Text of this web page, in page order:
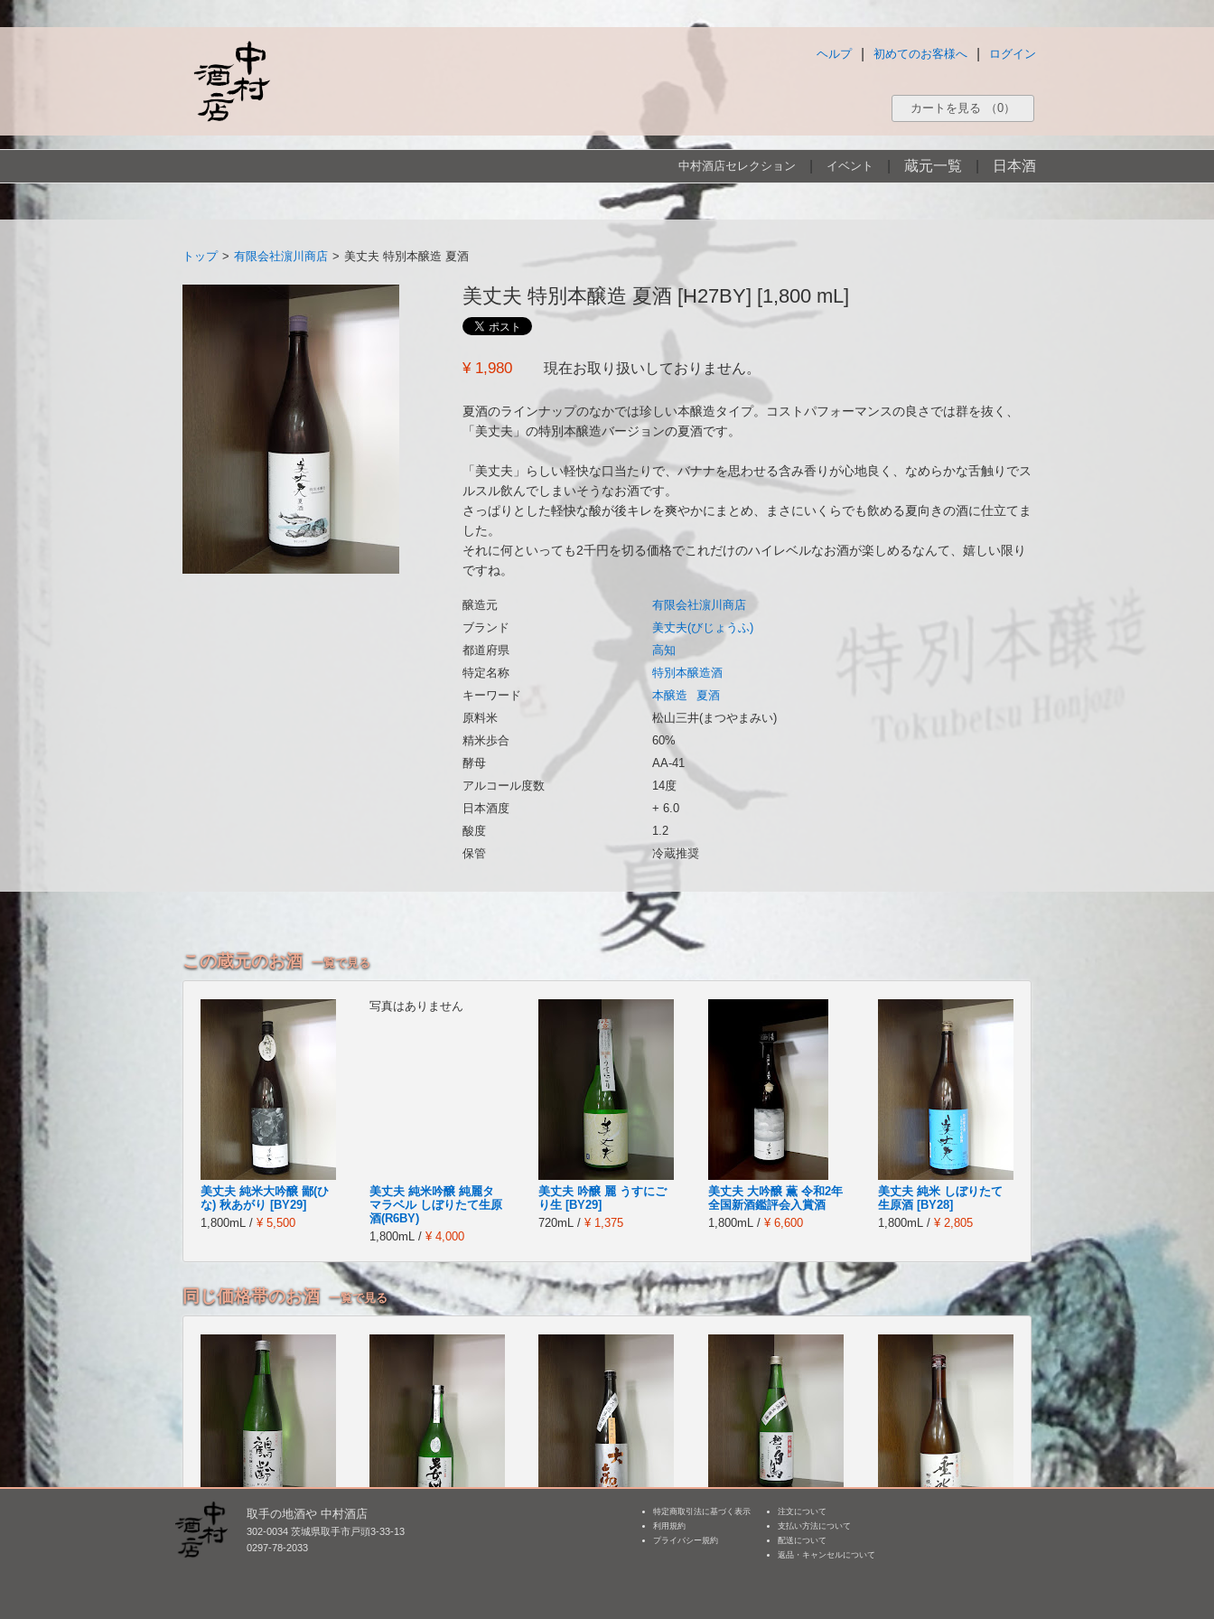
ログイン
初めてのお客様へ
ヘルプ
カートを見る （0）
中村酒店セレクション イベント 蔵元一覧 日本酒
トップ > 有限会社濵川商店 > 美丈夫 特別本醸造 夏酒
美丈夫 特別本醸造 夏酒 [H27BY] [1,800 mL]
¥ 1,980 現在お取り扱いしておりません。
夏酒のラインナップのなかでは珍しい本醸造タイプ。コストパフォーマンスの良さでは群を抜く、
「美丈夫」の特別本醸造バージョンの夏酒です。
「美丈夫」らしい軽快な口当たりで、バナナを思わせる含み香りが心地良く、なめらかな舌触りでス
ルスル飲んでしまいそうなお酒です。
さっぱりとした軽快な酸が後キレを爽やかにまとめ、まさにいくらでも飲める夏向きの酒に仕立てま
した。
それに何といっても2千円を切る価格でこれだけのハイレベルなお酒が楽しめるなんて、嬉しい限り
ですね。
醸造元
有限会社濵川商店
ブランド
美丈夫(びじょうふ)
都道府県
高知
特定名称
特別本醸造酒
キーワード
本醸造
夏酒
原料米
松山三井(まつやまみい)
精米歩合
60%
酵母
AA-41
アルコール度数
14度
日本酒度
+ 6.0
酸度
1.2
保管
冷蔵推奨
この蔵元のお酒 一覧で見る
美丈夫 純米大吟醸 鄙(ひ
な) 秋あがり [BY29]
1,800mL / ¥ 5,500
写真はありません
美丈夫 純米吟醸 純麗タ
マラベル しぼりたて生原
酒(R6BY)
1,800mL / ¥ 4,000
美丈夫 吟醸 麗 うすにご
り生 [BY29]
720mL / ¥ 1,375
美丈夫 大吟醸 薫 令和2年
全国新酒鑑評会入賞酒
1,800mL / ¥ 6,600
美丈夫 純米 しぼりたて
生原酒 [BY28]
1,800mL / ¥ 2,805
同じ価格帯のお酒 一覧で見る
鶴齢 純米吟醸 発泡にご
り酒 [BY25]
男女川 純米吟醸 無濾過
本生
大観 純米吟醸 雄町 無濾
越の白鳥 純米吟醸 仕込
み10号 無濾過生原
取手の地酒や 中村酒店
302-0034 茨城県取手市戸頭3-33-13
0297-78-2033
特定商取引法に基づく表示
利用規約
プライバシー規約
注文について
支払い方法について
配送について
返品・キャンセルについて